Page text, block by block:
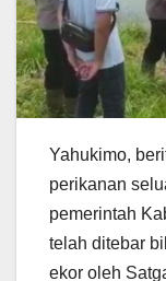
Yahukimo,
perikanan
pemerintah
telah ditebar
ekor oleh